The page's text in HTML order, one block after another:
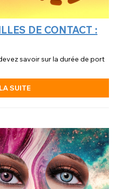
DE CONTACT :
savoir sur la durée de port
SUITE